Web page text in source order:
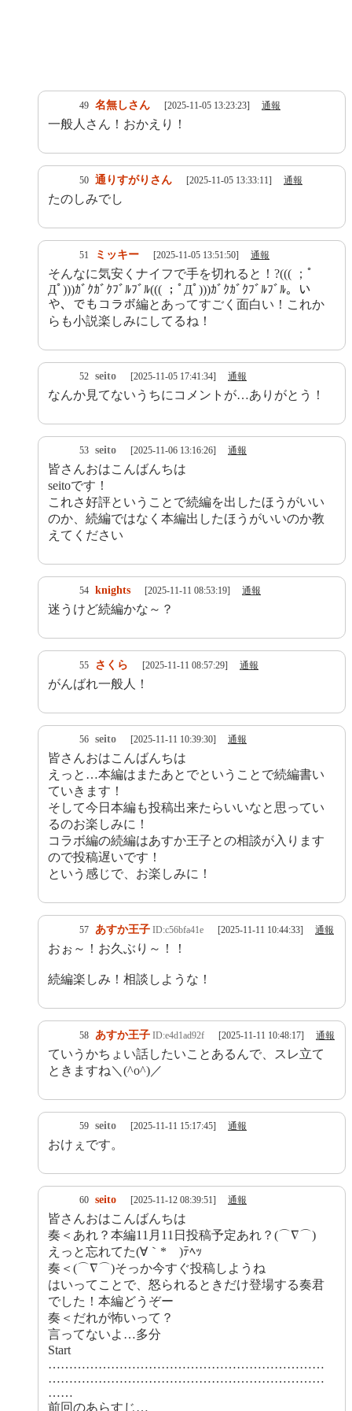
49 名無しさん [2025-11-05 13:23:23] 通報
一般人さん！おかえり！
50 通りすがりさん [2025-11-05 13:33:11] 通報
たのしみでし
51 ミッキー [2025-11-05 13:51:50] 通報
そんなに気安くナイフで手を切れると！?((( ；ﾟ
Дﾟ)))ｶﾞｸｶﾞｸﾌﾞﾙﾌﾞﾙ((( ；ﾟДﾟ)))ｶﾞｸｶﾞｸﾌﾞﾙﾌﾞﾙ。い
や、でもコラボ編とあってすごく面白い！これか
らも小説楽しみにしてるね！
52 seito [2025-11-05 17:41:34] 通報
なんか見てないうちにコメントが…ありがとう！
53 seito [2025-11-06 13:16:26] 通報
皆さんおはこんばんちは
seitoです！
これさ好評ということで続編を出したほうがいい
のか、続編ではなく本編出したほうがいいのか教
えてください
54 knights [2025-11-11 08:53:19] 通報
迷うけど続編かな～？
55 さくら [2025-11-11 08:57:29] 通報
がんばれ一般人！
56 seito [2025-11-11 10:39:30] 通報
皆さんおはこんばんちは
えっと…本編はまたあとでということで続編書い
ていきます！
そして今日本編も投稿出来たらいいなと思ってい
るのお楽しみに！
コラボ編の続編はあすか王子との相談が入ります
ので投稿遅いです！
という感じで、お楽しみに！
57 あすか王子 ID:c56bfa41e [2025-11-11 10:44:33] 通報
おぉ～！お久ぶり～！！
続編楽しみ！相談しような！
58 あすか王子 ID:e4d1ad92f [2025-11-11 10:48:17] 通報
ていうかちょい話したいことあるんで、スレ立て
ときますね＼(^o^)／
59 seito [2025-11-11 15:17:45] 通報
おけぇです。
60 seito [2025-11-12 08:39:51] 通報
皆さんおはこんばんちは
奏＜あれ？本編11月11日投稿予定あれ？(⌒∇⌒)
えっと忘れてた(∀｀*ゞ)ﾃﾍｯ
奏＜(⌒∇⌒)そっか今すぐ投稿しようね
はいってことで、怒られるときだけ登場する奏君
でした！本編どうぞー
奏＜だれが怖いって？
言ってないよ…多分
Start
…………………………………………………………
…………………………………………………………
……
前回のあらすじ…